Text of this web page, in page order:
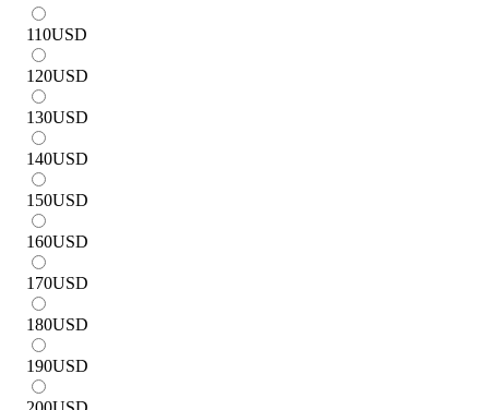
110USD
120USD
130USD
140USD
150USD
160USD
170USD
180USD
190USD